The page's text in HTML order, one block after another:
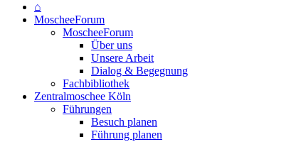
⌂
MoscheeForum
MoscheeForum
Über uns
Unsere Arbeit
Dialog & Begegnung
Fachbibliothek
Zentralmoschee Köln
Führungen
Besuch planen
Führung planen